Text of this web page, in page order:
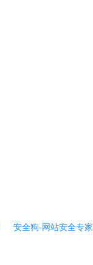
安全狗-网站安全专家